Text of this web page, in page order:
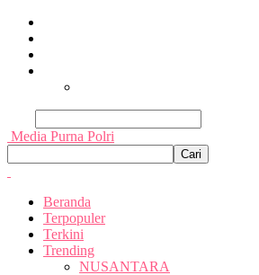
Media Purna Polri
Beranda
Terpopuler
Terkini
Trending
NUSANTARA